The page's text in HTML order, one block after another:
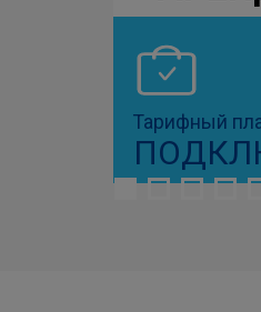
Тарифный